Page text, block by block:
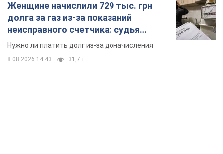
Женщине начислили 729 тыс. грн
долга за газ из-за показаний
неисправного счетчика: судья
вынес неожиданное решение
Нужно ли платить долг из-за доначисления
8.08.2026 14:43 31,7 т.